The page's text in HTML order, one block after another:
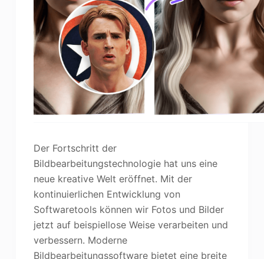
Der Fortschritt der
Bildbearbeitungstechnologie hat uns eine
neue kreative Welt eröffnet. Mit der
kontinuierlichen Entwicklung von
Softwaretools können wir Fotos und Bilder
jetzt auf beispiellose Weise verarbeiten und
verbessern. Moderne
Bildbearbeitungssoftware bietet eine breite